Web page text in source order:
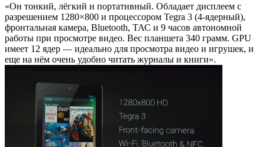
«Он тонкий, лёгкий и портативный. Обладает дисплеем с
разрешением 1280×800 и процессором Tegra 3 (4-ядерный),
фронтальная камера, Bluetooth, ТАС и 9 часов автономной
работы при просмотре видео. Вес планшета 340 грамм. GPU
имеет 12 ядер — идеально для просмотра видео и игрушек, и
еще на нём очень удобно читать журналы и книги».